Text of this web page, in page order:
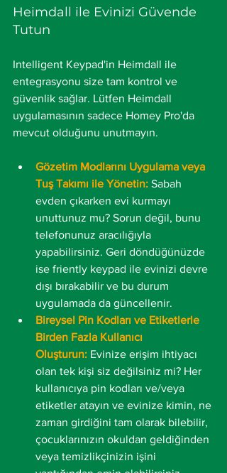
Heimdall ile Evinizi Güvende
Tutun
Intelligent Keypad'in Heimdall ile
entegrasyonu size tam kontrol ve
güvenlik sağlar. Lütfen Heimdall
uygulamasının sadece Homey Pro'da
mevcut olduğunu unutmayın.
Gözetim Modlarını Uygulama veya
Tuş Takımı ile Yönetin: Sabah
evden çıkarken evi kurmayı
unuttunuz mu? Sorun değil, bunu
telefonunuz aracılığıyla
yapabilirsiniz. Geri döndüğünüzde
ise friently keypad ile evinizi devre
dışı bırakabilir ve bu durum
uygulamada da güncellenir.
Bireysel Pin Kodları ve Etiketlerle
Birden Fazla Kullanıcı
Oluşturun: Evinize erişim ihtiyacı
olan tek kişi siz değilsiniz mi? Her
kullanıcıya pin kodları ve/veya
etiketler atayın ve evinize kimin, ne
zaman girdiğini tam olarak bilebilir,
çocuklarınızın okuldan geldiğinden
veya temizlikçinizin işini